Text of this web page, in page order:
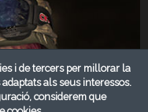
i de tercers per millorar la
als seus interessos.
considerem que